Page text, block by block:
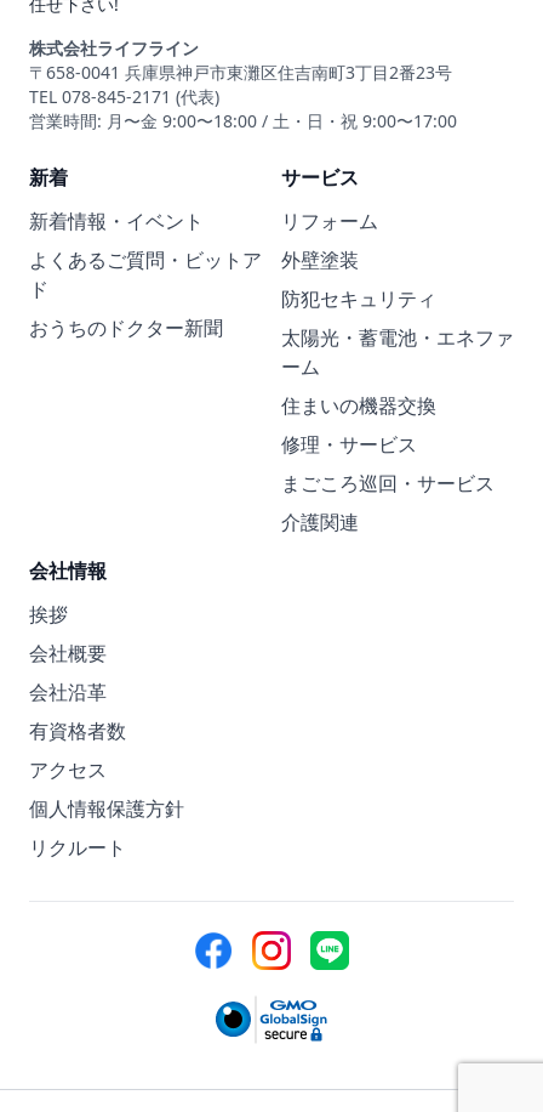
株式会社ライフライン
〒658-0041 兵庫県神戸市東灘区住吉南町3丁目2番23号
TEL 078-845-2171 (代表)
営業時間: 月〜金 9:00〜18:00 / 土・日・祝 9:00〜17:00
新着
新着情報・イベント
よくあるご質問・ビットア
ド
おうちのドクター新聞
サービス
リフォーム
外壁塗装
防犯セキュリティ
太陽光・蓄電池・エネファ
ーム
住まいの機器交換
修理・サービス
まごころ巡回・サービス
介護関連
会社情報
挨拶
会社概要
会社沿革
有資格者数
アクセス
個人情報保護方針
リクルート